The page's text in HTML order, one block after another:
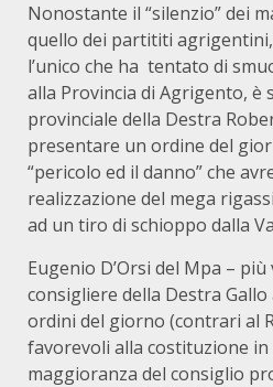
Nonostante il “silenzio” dei
quello dei partititi
l’unico che ha tentato di
alla Provincia di Agrigento, è
provinciale della Destra
presentare un ordine del
“pericolo ed il danno” che
realizzazione del mega
ad un tiro di schioppo dalla
Eugenio D’Orsi del Mpa –
consigliere della Destra
ordini del giorno (contrari al
favorevoli alla costituzione
maggioranza del consiglio